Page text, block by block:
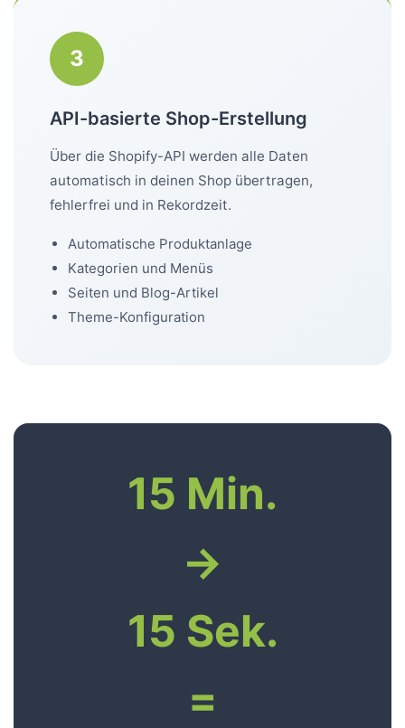
3
API-basierte Shop-Erstellung
Über die Shopify-API werden alle Daten
automatisch in deinen Shop übertragen,
fehlerfrei und in Rekordzeit.
Automatische Produktanlage
Kategorien und Menüs
Seiten und Blog-Artikel
Theme-Konfiguration
15 Min.
→
15 Sek.
=